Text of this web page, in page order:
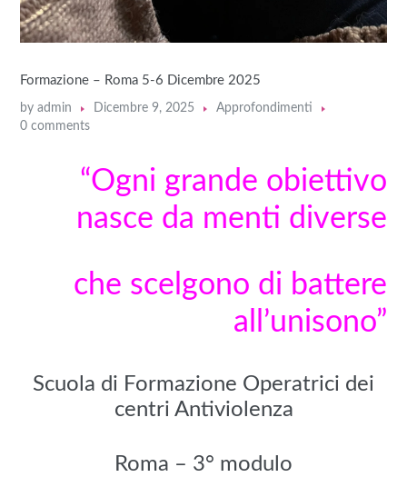
Formazione – Roma 5-6 Dicembre 2025
byadmin Dicembre 9, 2025
Approfondimenti
0 comments
“Ogni grande obiettivo
nasce da menti diverse
che scelgono di battere
all’unisono”
Scuola di Formazione Operatrici dei
centri Antiviolenza
Roma – 3° modulo